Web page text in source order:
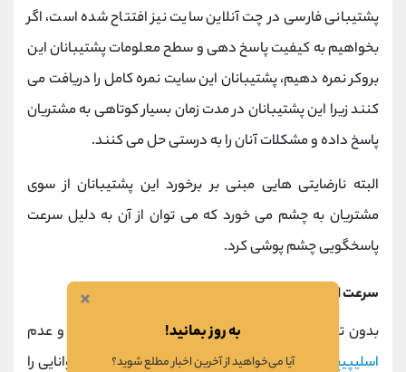
پشتیبانی فارسی در چت آنلاین سایت نیز افتتاح شده است، اگر
بخواهیم به کیفیت پاسخ دهی و سطح معلومات پشتیبانان این
بروکر نمره دهیم، پشتیبانان این سایت نمره کامل را دریافت می
کنند زیرا این پشتیبانان در مدت زمان بسیار کوتاهی به مشتریان
پاسخ داده و مشکلات آنان را به درستی حل می کنند.
البته نارضایتی هایی مبنی بر برخورد این پشتیبانان از سوی
مشتریان به چشم می خورد که می توان از آن به دلیل سرعت
پاسخگویی چشم پوشی کرد.
سرعت انجام معاملات و اسلیپیج در یو اس جی اف ایکس
بدون تردید شما نیز از اهمیت و جایگاه سرعت معاملات و عدم
اسلیپیج
اطلاع دارید. بهتر است بدانید که بروکرها این توانایی را
×
به روز بمانید!
آیا می‌خواهید از آخرین اخبار مطلع شوید؟